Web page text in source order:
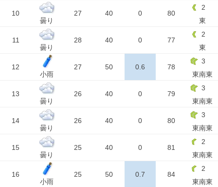
10
曇り
27 40 0 80
2
東
11
曇り
28 40 0 77
2
東
12
小雨
27 50 0.6 78
3
東南東
13
曇り
26 40 0 79
3
東南東
14
曇り
26 40 0 80
3
東南東
15
曇り
25 40 0 81
2
東南東
16
小雨
25 50 0.7 84
2
東南東